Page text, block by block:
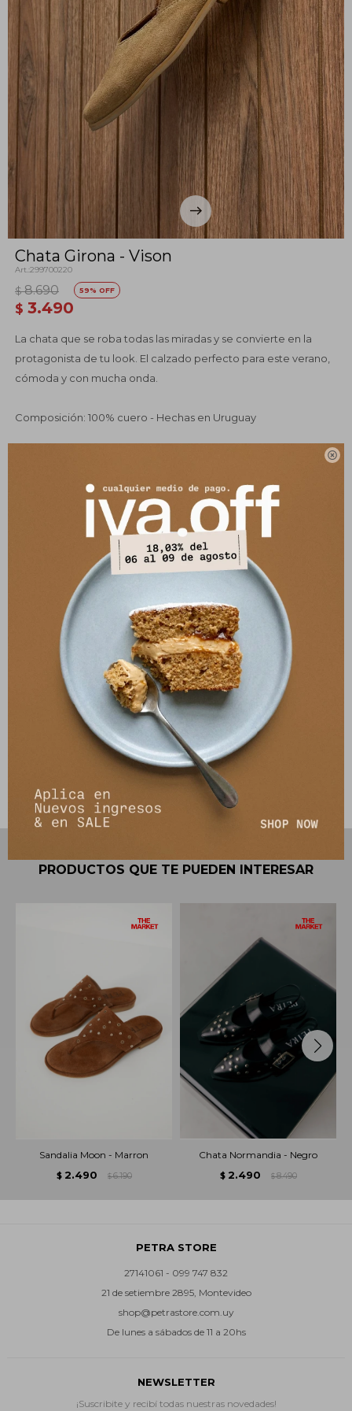

Chata Girona - Vison
299700220
$ 3.490
$ 8.690 59
La chata que se roba todas las miradas y se convierte en la
protagonista de tu look. El calzado perfecto para este verano,
cómoda y con mucha onda.
Composición: 100% cuero - Hechas en Uruguay
SELECCIONAR TALLE
UBICAR EN TIENDA
Ver opciones de pago y planes de cuotas
Cambios y Devoluciones
PRODUCTOS QUE TE PUEDEN INTERESAR
Sandalia Moon - Marron
$ 2.490 $ 6.190
Chata Normandia - Negro
$ 2.490 $ 8.490
PETRA STORE
27141061 - 099 747 832
21 de setiembre 2895, Montevideo
shop@petrastore.com.uy
De lunes a sábados de 11 a 20hs
NEWSLETTER
¡Suscribite y recibí todas nuestras novedades!